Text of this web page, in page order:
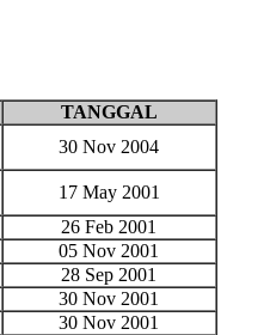
TANGGAL
30 Nov 2004
17 May 2001
26 Feb 2001
05 Nov 2001
28 Sep 2001
30 Nov 2001
30 Nov 2001